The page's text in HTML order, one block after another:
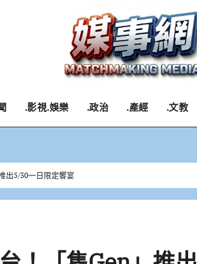
.影視.娛樂 .政治 .產經 .文教
出5/30一日限定饗宴